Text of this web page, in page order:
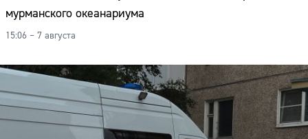
мурманского океанариума
15:06 – 7 августа